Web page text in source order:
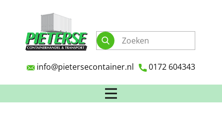
info@pietersecontainer.nl 0172 604343